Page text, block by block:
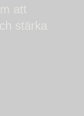
att
stärka